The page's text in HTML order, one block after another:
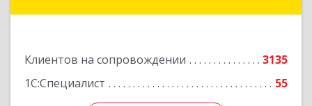
Клиентов на сопровождении
3135
1С:Специалист
55